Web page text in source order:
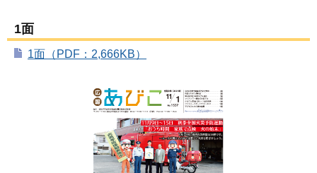
1面
1面（PDF：2,666KB）